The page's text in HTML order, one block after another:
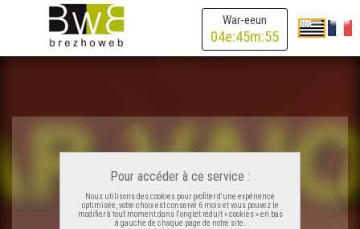
War-eeun
04e:45m:55
Pour accéder à ce service :
Nous utilisons des cookies pour profiter d'une expérience
optimisée, votre choix est conservé 6 mois et vous pouvez le
modifier à tout moment dans l'onglet réduit « cookies » en bas
à gauche de chaque page de notre site.